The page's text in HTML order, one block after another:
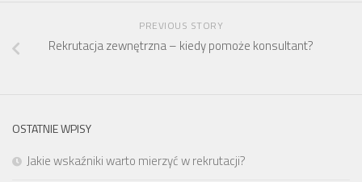
PREVIOUS STORY
Rekrutacja zewnętrzna – kiedy pomoże konsultant?
OSTATNIE WPISY
Jakie wskaźniki warto mierzyć w rekrutacji?